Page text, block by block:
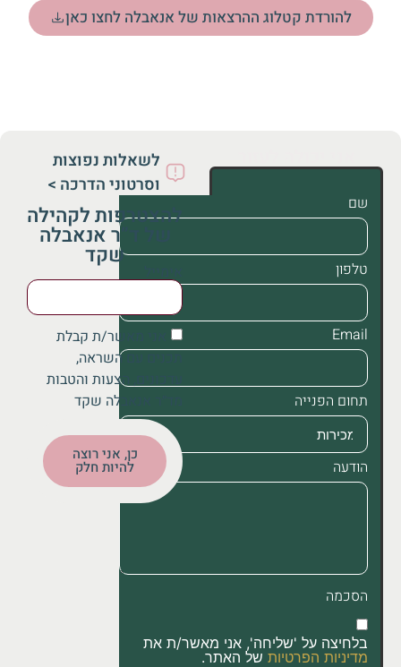
להורדת קטלוג ההרצאות של אנאבלה לחצו כאן
שם
טלפון
Email
תחום הפנייה
הודעה
הסכמה
בלחיצה על 'שליחה', אני מאשר/ת את
מדיניות הפרטיות של האתר.
לשאלות נפוצות
וסרטוני הדרכה >
להצטרפות לקהילה
של ד”ר אנאבלה
שקד
אני מאשר/ת קבלת
תכנים עם השראה,
עדכונים, הצעות והטבות
מד״ר אנאבלה שקד
כן, אני רוצה
להיות חלק